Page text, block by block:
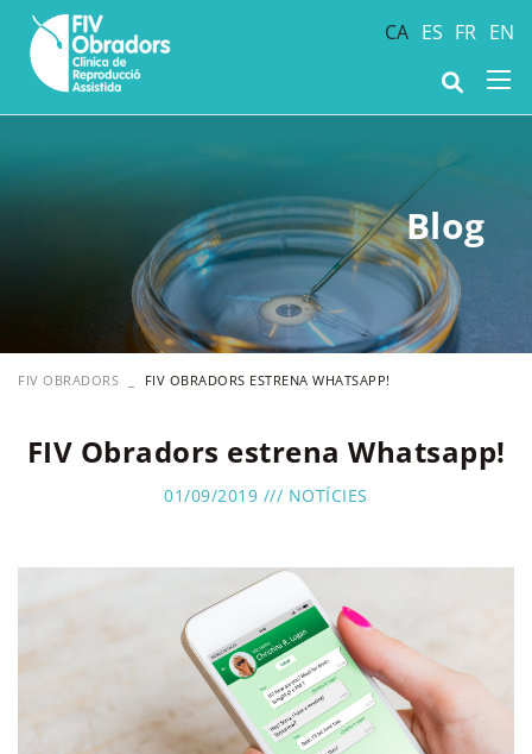
CA ES FR EN
Blog
FIV OBRADORS FIV OBRADORS ESTRENA WHATSAPP!
FIV Obradors estrena Whatsapp!
01/09/2019 /// NOTÍCIES